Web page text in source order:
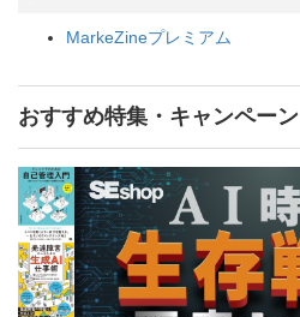
MarkeZineプレミアム
おすすめ特集・キャンペーン